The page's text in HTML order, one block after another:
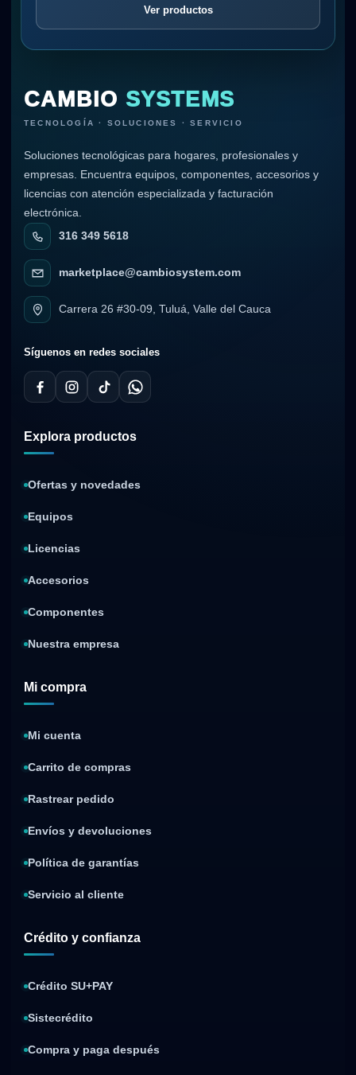
Ver productos
CAMBIO SYSTEMS
TECNOLOGÍA · SOLUCIONES · SERVICIO
Soluciones tecnológicas para hogares, profesionales y
empresas. Encuentra equipos, componentes, accesorios y
licencias con atención especializada y facturación
electrónica.
316 349 5618
marketplace@cambiosystem.com
Carrera 26 #30-09, Tuluá, Valle del Cauca
Síguenos en redes sociales
Explora productos
Ofertas y novedades
Equipos
Licencias
Accesorios
Componentes
Nuestra empresa
Mi compra
Mi cuenta
Carrito de compras
Rastrear pedido
Envíos y devoluciones
Política de garantías
Servicio al cliente
Crédito y confianza
Crédito SU+PAY
Sistecrédito
Compra y paga después